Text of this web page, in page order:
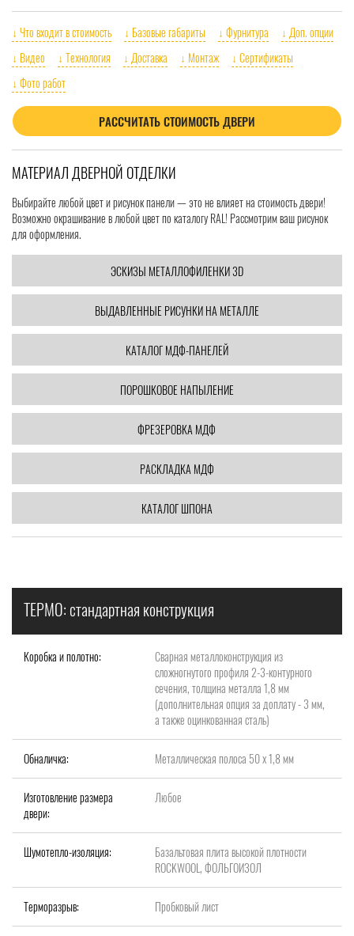
↓ Что входит в стоимость ↓ Базовые габариты ↓ Фурнитура
↓ Доп. опции
↓ Видео
↓ Технология ↓ Доставка ↓ Монтаж
↓ Сертификаты
↓ Фото работ
РАССЧИТАТЬ СТОИМОСТЬ ДВЕРИ
МАТЕРИАЛ ДВЕРНОЙ ОТДЕЛКИ
Выбирайте любой цвет и рисунок панели — это не влияет на стоимость двери!
Возможно окрашивание в любой цвет по каталогу RAL! Рассмотрим ваш рисунок
для оформления.
ЭСКИЗЫ МЕТАЛЛОФИЛЕНКИ 3D
ВЫДАВЛЕННЫЕ РИСУНКИ НА МЕТАЛЛЕ
КАТАЛОГ МДФ-ПАНЕЛЕЙ
ПОРОШКОВОЕ НАПЫЛЕНИЕ
ФРЕЗЕРОВКА МДФ
РАСКЛАДКА МДФ
КАТАЛОГ ШПОНА
ТЕРМО: стандартная конструкция
Коробка и полотно:
Сварная металлоконструкция из
сложногнутого профиля 2-3-контурного
сечения, толщина металла 1,8 мм
(дополнительная опция за доплату - 3 мм,
а также оцинкованная сталь)
Обналичка: Металлическая полоса 50 х 1,8 мм
Изготовление размера
двери:
Любое
Шумотепло-изоляция:
Базальтовая плита высокой плотности
ROCKWOOL, ФОЛЬГОИЗОЛ
Терморазрыв: Пробковый лист